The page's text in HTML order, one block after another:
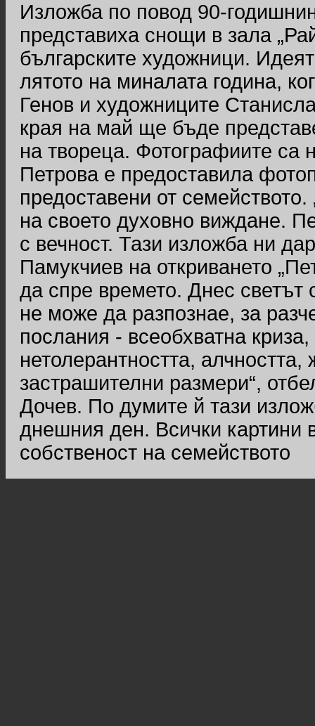
Изложба по повод 90-
представиха снощи в зала
българските художници.
лятото на миналата година,
Генов и художниците
края на май ще бъде
на твореца. Фотографиите
Петрова е предоставила
предоставени от
на своето духовно виждане.
с вечност. Тази изложба ни
Памукчиев на откриването
да спре времето. Днес
не може да разпознае, за
послания - всеобхватна
нетолерантността,
застрашителни размери“,
Дочев. По думите й тази
днешния ден. Всички картини
собственост на семейството